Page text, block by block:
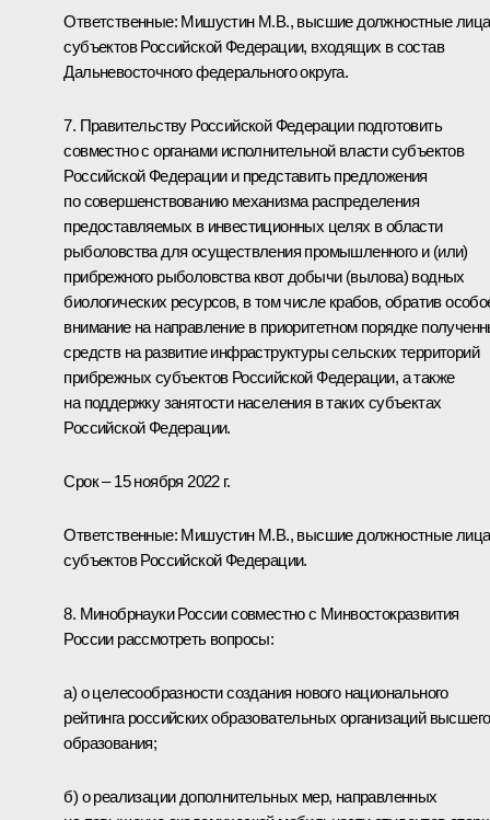
Ответственные: Мишустин М.В., высшие должностные лица
субъектов Российской Федерации, входящих в состав
Дальневосточного федерального округа.
7. Правительству Российской Федерации подготовить
совместно с органами исполнительной власти субъектов
Российской Федерации и представить предложения
по совершенствованию механизма распределения
предоставляемых в инвестиционных целях в области
рыболовства для осуществления промышленного и (или)
прибрежного рыболовства квот добычи (вылова) водных
биологических ресурсов, в том числе крабов, обратив
внимание на направление в приоритетном порядке
средств на развитие инфраструктуры сельских территорий
прибрежных субъектов Российской Федерации, а также
на поддержку занятости населения в таких субъектах
Российской Федерации.
Срок – 15 ноября 2022 г.
Ответственные: Мишустин М.В., высшие должностные лица
субъектов Российской Федерации.
8. Минобрнауки России совместно с Минвостокразвития
России рассмотреть вопросы:
а) о целесообразности создания нового национального
рейтинга российских образовательных организаций высшего
образования;
б) о реализации дополнительных мер, направленных